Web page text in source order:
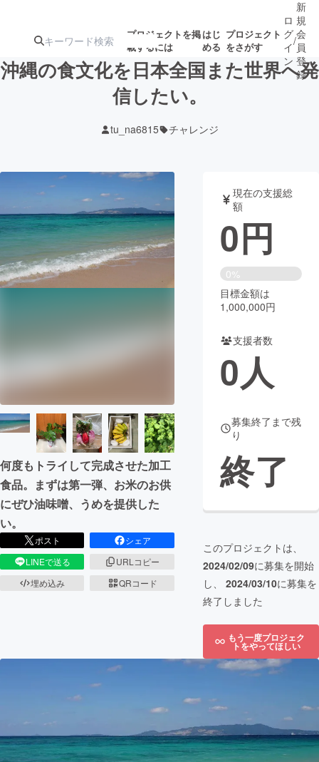
プロジェクトを掲
載するには
はじ
める
プロジェクト
をさがす
ジェクト
ロジェクト
アート・写真 音楽
テクノロジー・ガジェット ゲーム・サ
映像・映画 書籍・雑誌
チャレンジ
CAMPFIRE Creation
CAMPFIREふるさと納税machi-ya
ロ
グ
イ
ン
/
新
規
会
員
登
録
沖縄の食文化を日本全国また世界へ発
信したい。
tu_na6815 チャレンジ
何度もトライして完成させた加工
食品。まずは第一弾、お米のお供
にぜひ油味噌、うめを提供した
い。
ポスト
シェア
LINEで送る
URLコピー
埋め込み
QRコード
現在の支援総
額
0円
0%
目標金額は
1,000,000円
支援者数
0人
募集終了まで残
り
終了
このプロジェクトは、
2024/02/09に募集を開始
し、 2024/03/10に募集を
終了しました
もう一度プロジェク
トをやってほしい